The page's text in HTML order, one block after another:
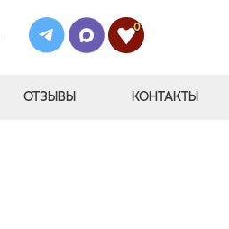
0
ОТЗЫВЫ КОНТАКТЫ